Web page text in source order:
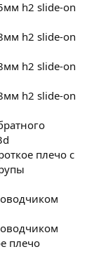
h2 slide-on
h2 slide-on
h2 slide-on
h2 slide-on
плечо с
плечо